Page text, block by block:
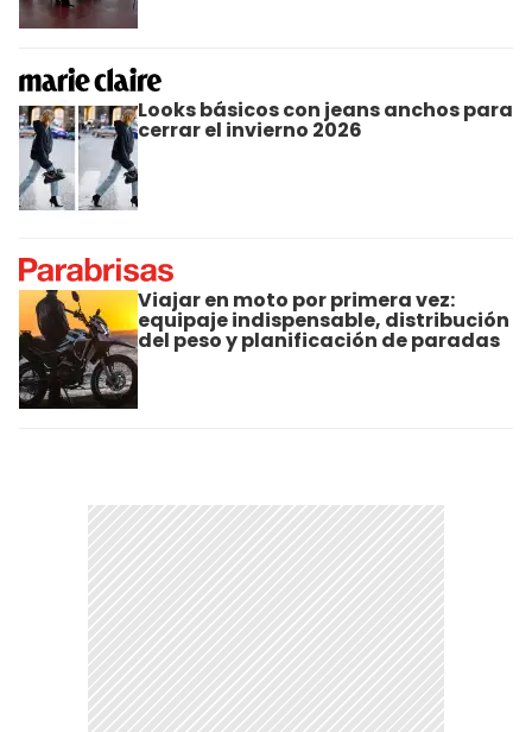
Looks básicos con jeans anchos para
cerrar el invierno 2026
Viajar en moto por primera vez:
equipaje indispensable, distribución
del peso y planificación de paradas